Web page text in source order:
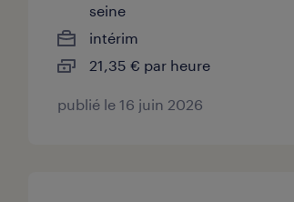
seine
intérim
21,35 € par heure
publié le 16 juin 2026